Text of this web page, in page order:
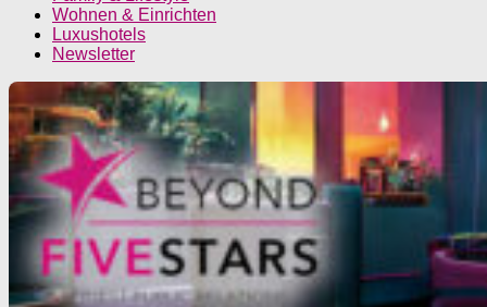
Wohnen & Einrichten
Luxushotels
Newsletter